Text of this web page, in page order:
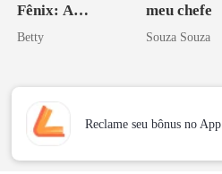
Fênix: A
Vingança da
Betty
meu chefe
Souza Souza
Reclame seu bônus no App